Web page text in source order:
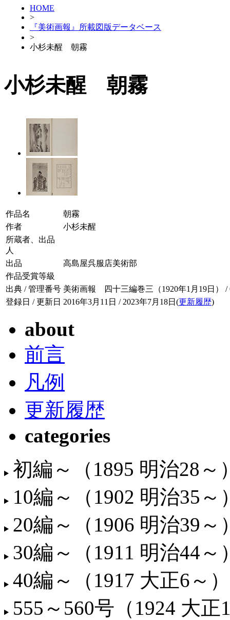
HOME
>
『美術画報』所載図版データベース
>
小杉未醒 朝霧
小杉未醒 朝霧
作品名
朝霧
作者
小杉未醒
所蔵者、出品
人
出品
高島屋呉服店美術部
作品受賞等級
出典 / 管理番号 美術画報 四十三編巻三（1920年1月19日） /
登録日 / 更新日 2016年3月11日 / 2023年7月18日(更新履歴)
about
前言
凡例
更新履歴
categories
初編～（1895 明治28～
10編～（1902 明治35～
20編～（1906 明治39～
30編～（1911 明治44～
40編～（1917 大正6～）
555～560号（1924 大正